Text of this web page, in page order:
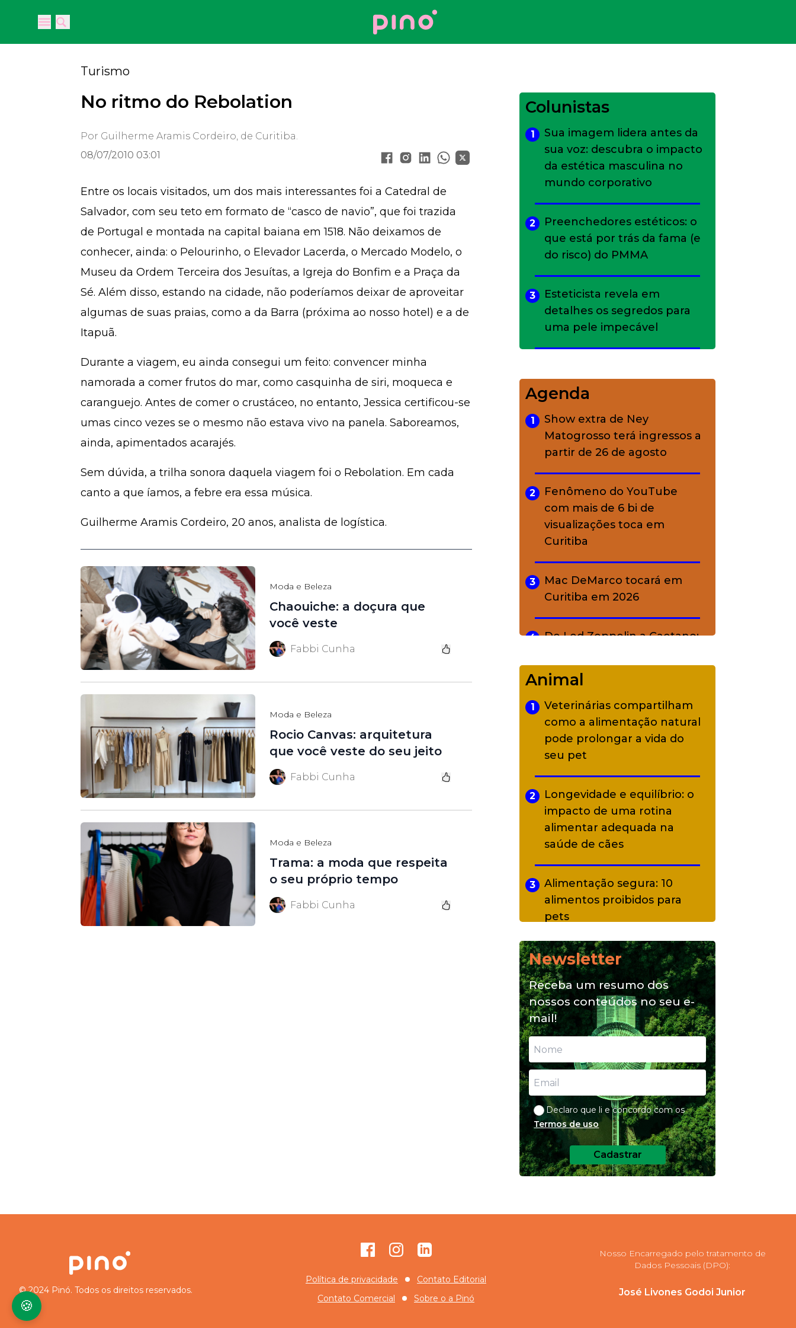
Open main menu
Open main menu
Your Company
Turismo
No ritmo do Rebolation
Por Guilherme Aramis Cordeiro, de Curitiba.
08/07/2010 03:01
Entre os locais visitados, um dos mais interessantes foi a Catedral de
Salvador, com seu teto em formato de “casco de na­­vio”, que foi trazida
de Portugal e montada na capital baiana em 1518. Não deixamos de
conhecer, ainda: o Pelourinho, o Elevador Lacerda, o Mercado Modelo, o
Museu da Ordem Terceira dos Jesuítas, a Igreja do Bonfim e a Praça da
Sé. Além disso, estando na cidade, não poderíamos deixar de aproveitar
algumas de suas praias, como a da Barra (próxima ao nosso hotel) e a de
Itapuã.
Durante a viagem, eu ainda consegui um feito: convencer minha
namorada a comer frutos do mar, como casquinha de siri, moqueca e
caranguejo. Antes de comer o crustáceo, no entanto, Jessica certificou-se
umas cinco vezes se o mesmo não estava vivo na panela. Saboreamos,
ainda, apimentados acarajés.
Sem dúvida, a trilha sonora daquela viagem foi o Rebolation. Em cada
canto a que íamos, a febre era essa música.
Guilherme Aramis Cordeiro, 20 anos, analista de logística.
Moda e Beleza
Chaouiche: a doçura que
você veste
Fabbi Cunha
Moda e Beleza
Rocio Canvas: arquitetura
que você veste do seu jeito
Fabbi Cunha
Moda e Beleza
Trama: a moda que respeita
o seu próprio tempo
Fabbi Cunha
Colunistas
1
Sua imagem lidera antes da
sua voz: descubra o impacto
da estética masculina no
mundo corporativo
2
Preenchedores estéticos: o
que está por trás da fama (e
do risco) do PMMA
3
Esteticista revela em
detalhes os segredos para
uma pele impecável
charme rústico que
conquistou o luxo
A ciência por trás da
skincare: a função de cada
ativo
Agenda
1
Show extra de Ney
Matogrosso terá ingressos a
partir de 26 de agosto
2
Fenômeno do YouTube
com mais de 6 bi de
visualizações toca em
Curitiba
3
Mac DeMarco tocará em
Curitiba em 2026
4
De Led Zeppelin a Caetano:
diverso a partir de R$ 17
5
Adriana Calcanhotto retoma
alter ego infantil para show
em Curitiba
Animal
1
Veterinárias compartilham
como a alimentação natural
pode prolongar a vida do
seu pet
2
Longevidade e equilíbrio: o
impacto de uma rotina
alimentar adequada na
saúde de cães
3
Alimentação segura: 10
alimentos proibidos para
pets
4
Alimentação natural e mix
feeding: conheça essas
opções para nutrição do seu
pet
Newsletter
Receba um resumo dos
nossos conteúdos no seu e-
mail!
Declaro que li e concordo com os
Termos de uso
Cadastrar
© 2024 Pinó. Todos os direitos reservados.
FacebookInstagramGitHub
Política de privacidade
Contato Editorial
Contato Comercial
Sobre o a Pinó
Nosso Encarregado pelo tratamento de
Dados Pessoais (DPO):
José Livones Godoi Junior
🍪